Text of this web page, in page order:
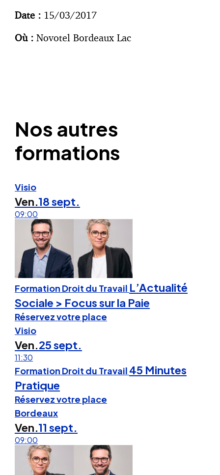
Date : 15/03/2017
Où : Novotel Bordeaux Lac
Nos autres
formations
Visio
Ven.18 sept.
09:00
Formation Droit du Travail L’Actualité
Sociale > Focus sur la Paie
Réservez votre place
Visio
Ven.25 sept.
11:30
Formation Droit du Travail 45 Minutes
Pratique
Réservez votre place
Bordeaux
Ven.11 sept.
09:00